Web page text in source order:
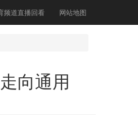
频道直播回看 网站地图
向通用